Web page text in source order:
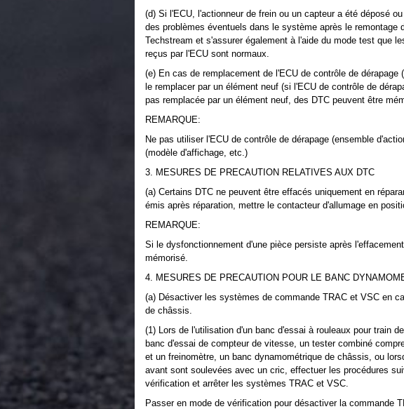
(d) Si l'ECU, l'actionneur de frein ou un capteur a été déposé
des problèmes éventuels dans le système après le remontage
Techstream et s'assurer également à l'aide du mode test que
reçus par l'ECU sont normaux.
(e) En cas de remplacement de l'ECU de contrôle de dérapage
le remplacer par un élément neuf (si l'ECU de contrôle de
pas remplacée par un élément neuf, des DTC peuvent être
REMARQUE:
Ne pas utiliser l'ECU de contrôle de dérapage (ensemble
(modèle d'affichage, etc.)
3. MESURES DE PRECAUTION RELATIVES AUX DTC
(a) Certains DTC ne peuvent être effacés uniquement en
émis après réparation, mettre le contacteur d'allumage en
REMARQUE:
Si le dysfonctionnement d'une pièce persiste après
mémorisé.
4. MESURES DE PRECAUTION POUR LE BANC
(a) Désactiver les systèmes de commande TRAC et VSC en
de châssis.
(1) Lors de l'utilisation d'un banc d'essai à rouleaux pour train
banc d'essai de compteur de vitesse, un tester combiné
et un freinomètre, un banc dynamométrique de châssis, ou
avant sont soulevées avec un cric, effectuer les procédures
vérification et arrêter les systèmes TRAC et VSC.
Passer en mode de vérification pour désactiver la commande